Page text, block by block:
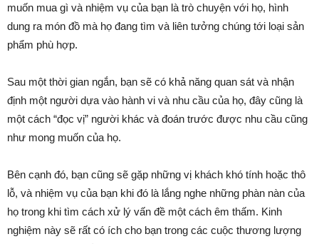
muốn mua gì và nhiệm vụ của bạn là trò chuyện với họ, hình
dung ra món đồ mà họ đang tìm và liên tưởng chúng tới loại sản
phẩm phù hợp.
Sau một thời gian ngắn, bạn sẽ có khả năng quan sát và nhận
định một người dựa vào hành vi và nhu cầu của họ, đây cũng là
một cách “đọc vị” người khác và đoán trước được nhu cầu cũng
như mong muốn của họ.
Bên cạnh đó, bạn cũng sẽ gặp những vị khách khó tính hoặc thô
lỗ, và nhiệm vụ của bạn khi đó là lắng nghe những phàn nàn của
họ trong khi tìm cách xử lý vấn đề một cách êm thấm. Kinh
nghiệm này sẽ rất có ích cho bạn trong các cuộc thương lượng